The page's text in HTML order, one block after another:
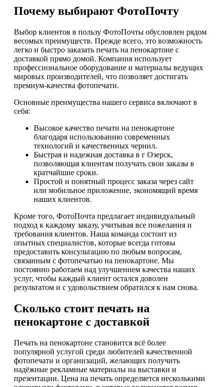
Почему выбирают ФотоПочту
Выбор клиентов в пользу ФотоПочты обусловлен рядом
весомых преимуществ. Прежде всего, это возможность
легко и быстро заказать печать на пенокартоне с
доставкой прямо домой. Компания использует
профессиональное оборудование и материалы ведущих
мировых производителей, что позволяет достигать
премиум-качества фотопечати.
Основные преимущества нашего сервиса включают в
себя:
Высокое качество печати на пенокартоне
благодаря использованию современных
технологий и качественных чернил.
Быстрая и надежная доставка в г Озерск,
позволяющая клиентам получать свои заказы в
кратчайшие сроки.
Простой и понятный процесс заказа через сайт
или мобильное приложение, экономящий время
наших клиентов.
Кроме того, ФотоПочта предлагает индивидуальный
подход к каждому заказу, учитывая все пожелания и
требования клиентов. Наша команда состоит из
опытных специалистов, которые всегда готовы
предоставить консультацию по любым вопросам,
связанным с фотопечатью на пенокартоне. Мы
постоянно работаем над улучшением качества наших
услуг, чтобы каждый клиент остался доволен
результатом и с удовольствием обратился к нам снова.
Сколько стоит печать на
пенокартоне с доставкой
Печать на пенокартоне становится всё более
популярной услугой среди любителей качественной
фотопечати и организаций, желающих получить
надёжные рекламные материалы на выставки и
презентации. Цена на печать определяется несколькими